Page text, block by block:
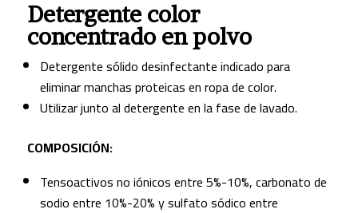
Detergente color
concentrado en polvo
Detergente sólido desinfectante indicado para
eliminar manchas proteicas en ropa de color.
Utilizar junto al detergente en la fase de lavado.
COMPOSICIÓN:
Tensoactivos no iónicos entre 5%-10%, carbonato de
sodio entre 10%-20% y sulfato sódico entre